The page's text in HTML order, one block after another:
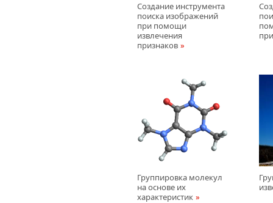
Создание инструмента
поиска изображений
при помощи
извлечения
признаков
Группировка молекул
на основе их
характеристик